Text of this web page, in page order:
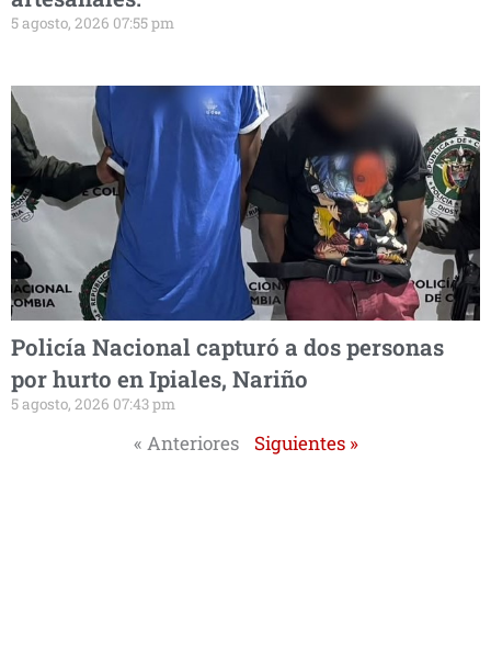
5 agosto, 2026 07:55 pm
Policía Nacional capturó a dos personas
por hurto en Ipiales, Nariño
5 agosto, 2026 07:43 pm
« Anteriores Siguientes »